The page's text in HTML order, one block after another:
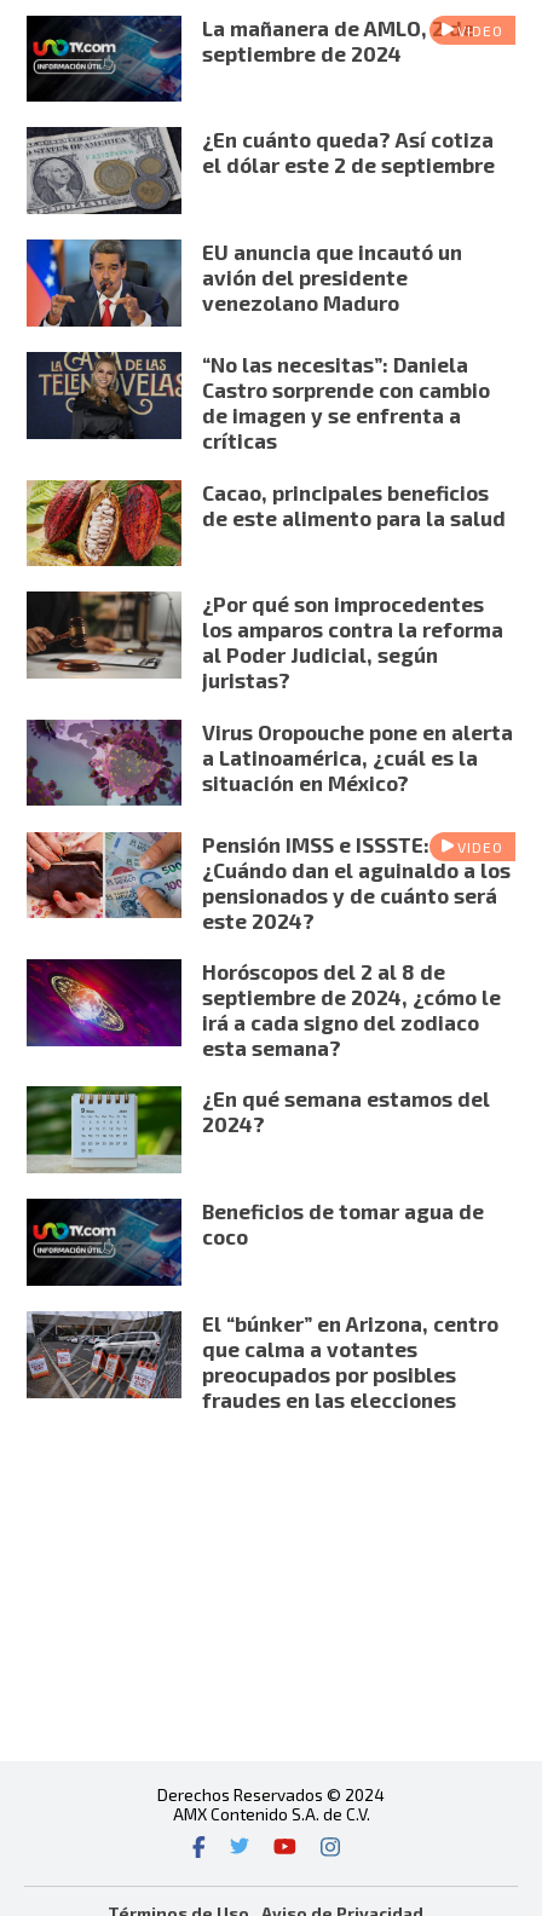
VIDEO
La mañanera de AMLO, 2 de
septiembre de 2024
¿En cuánto queda? Así cotiza
el dólar este 2 de septiembre
EU anuncia que incautó un
avión del presidente
venezolano Maduro
“No las necesitas”: Daniela
Castro sorprende con cambio
de imagen y se enfrenta a
críticas
Cacao, principales beneficios
de este alimento para la salud
¿Por qué son improcedentes
los amparos contra la reforma
al Poder Judicial, según
juristas?
Virus Oropouche pone en alerta
a Latinoamérica, ¿cuál es la
situación en México?
VIDEO
Pensión IMSS e ISSSTE:
¿Cuándo dan el aguinaldo a los
pensionados y de cuánto será
este 2024?
Horóscopos del 2 al 8 de
septiembre de 2024, ¿cómo le
irá a cada signo del zodiaco
esta semana?
¿En qué semana estamos del
2024?
Beneficios de tomar agua de
coco
El “búnker” en Arizona, centro
que calma a votantes
preocupados por posibles
fraudes en las elecciones
Derechos Reservados © 2024
AMX Contenido S.A. de C.V.